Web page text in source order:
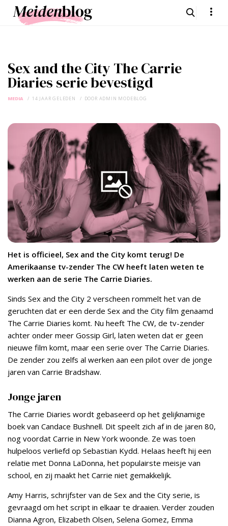
Sex and the City The Carrie
Diaries serie bevestigd
MEDIA 14 JAAR GELEDEN DOOR ADMIN MODEBLOG
Het is officieel, Sex and the City komt terug! De
Amerikaanse tv-zender The CW heeft laten weten te
werken aan de serie The Carrie Diaries.
Sinds Sex and the City 2 verscheen rommelt het van de
geruchten dat er een derde Sex and the City film genaamd
The Carrie Diaries komt. Nu heeft The CW, de tv-zender
achter onder meer Gossip Girl, laten weten dat er geen
nieuwe film komt, maar een serie over The Carrie Diaries.
De zender zou zelfs al werken aan een pilot over de jonge
jaren van Carrie Bradshaw.
Jonge jaren
The Carrie Diaries wordt gebaseerd op het gelijknamige
boek van Candace Bushnell. Dit speelt zich af in de jaren 80,
nog voordat Carrie in New York woonde. Ze was toen
hulpeloos verliefd op Sebastian Kydd. Helaas heeft hij een
relatie met Donna LaDonna, het populairste meisje van
school, en zij maakt het Carrie niet gemakkelijk.
Amy Harris, schrijfster van de Sex and the City serie, is
gevraagd om het script in elkaar te draaien. Verder zouden
Dianna Agron, Elizabeth Olsen, Selena Gomez, Emma